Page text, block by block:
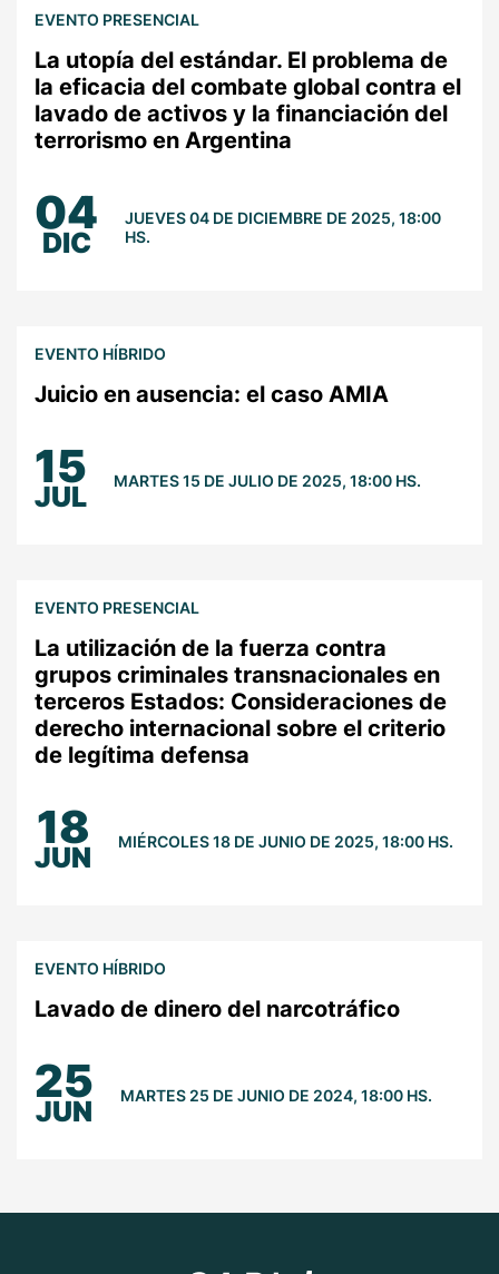
EVENTO PRESENCIAL
La utopía del estándar. El problema de
la eficacia del combate global contra el
lavado de activos y la financiación del
terrorismo en Argentina
04
DIC
JUEVES 04 DE DICIEMBRE DE 2025, 18:00
HS.
EVENTO HÍBRIDO
Juicio en ausencia: el caso AMIA
15
JUL MARTES 15 DE JULIO DE 2025, 18:00 HS.
EVENTO PRESENCIAL
La utilización de la fuerza contra
grupos criminales transnacionales en
terceros Estados: Consideraciones de
derecho internacional sobre el criterio
de legítima defensa
18
JUN MIÉRCOLES 18 DE JUNIO DE 2025, 18:00 HS.
EVENTO HÍBRIDO
Lavado de dinero del narcotráfico
25
JUN MARTES 25 DE JUNIO DE 2024, 18:00 HS.